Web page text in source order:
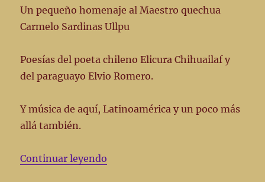
Un pequeño homenaje al Maestro quechua
Carmelo Sardinas Ullpu
Poesías del poeta chileno Elicura Chihuailaf y
del paraguayo Elvio Romero.
Y música de aquí, Latinoamérica y un poco más
allá también.
Continuar leyendo